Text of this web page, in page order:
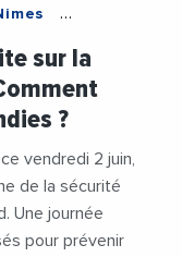
sur la
?
vendredi 2 juin,
de la sécurité
Une journée
pour prévenir